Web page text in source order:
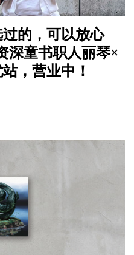
过的，可以放心
深童书职人丽琴×
，营业中！